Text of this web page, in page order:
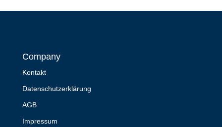
Company
Kontakt
Datenschutzerklärung
AGB
Impressum